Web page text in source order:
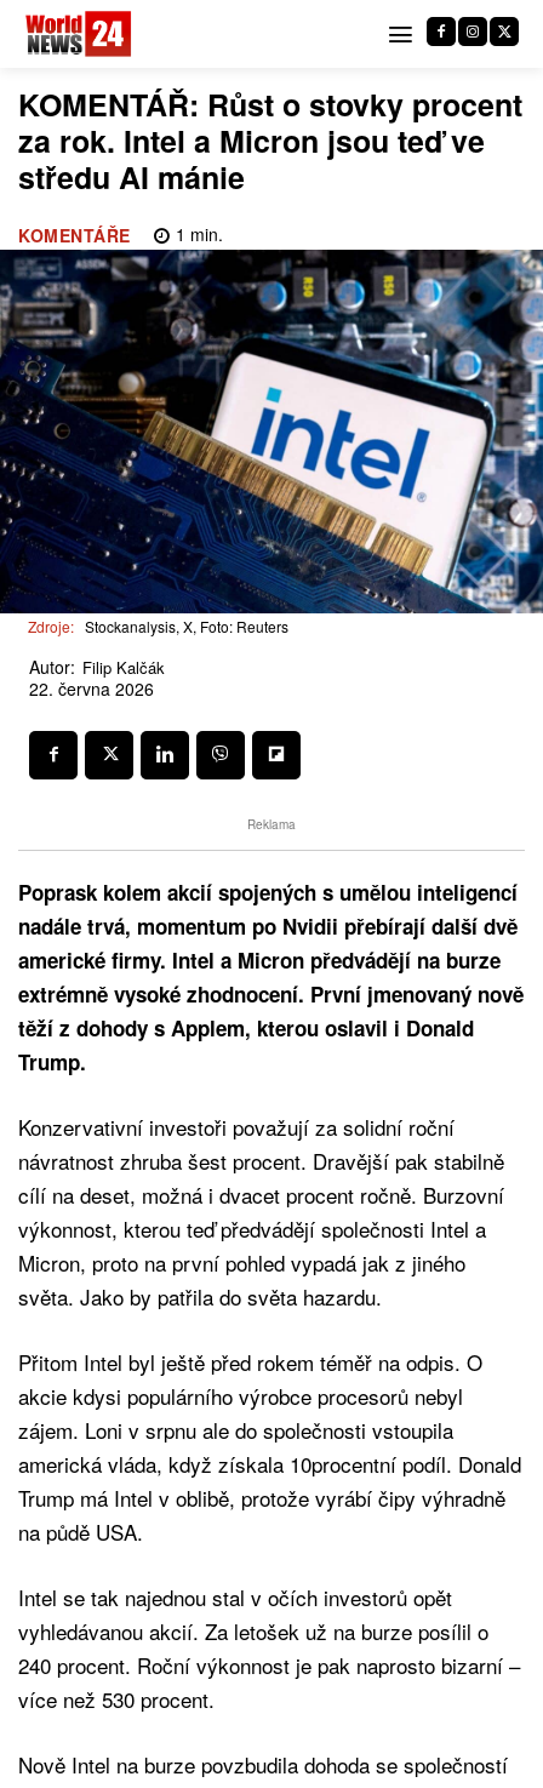
KOMENTÁŘ: Růst o stovky procent
za rok. Intel a Micron jsou teď ve
středu AI mánie
KOMENTÁŘE 1 min.
Zdroje: Stockanalysis, X, Foto: Reuters
Autor: Filip Kalčák
22. června 2026
Reklama
Poprask kolem akcií spojených s umělou inteligencí
nadále trvá, momentum po Nvidii přebírají další dvě
americké firmy. Intel a Micron předvádějí na burze
extrémně vysoké zhodnocení. První jmenovaný nově
těží z dohody s Applem, kterou oslavil i Donald
Trump.
Konzervativní investoři považují za solidní roční
návratnost zhruba šest procent. Dravější pak stabilně
cílí na deset, možná i dvacet procent ročně. Burzovní
výkonnost, kterou teď předvádějí společnosti Intel a
Micron, proto na první pohled vypadá jak z jiného
světa. Jako by patřila do světa hazardu.
Přitom Intel byl ještě před rokem téměř na odpis. O
akcie kdysi populárního výrobce procesorů nebyl
zájem. Loni v srpnu ale do společnosti vstoupila
americká vláda, když získala 10procentní podíl. Donald
Trump má Intel v oblibě, protože vyrábí čipy výhradně
na půdě USA.
Intel se tak najednou stal v očích investorů opět
vyhledávanou akcií. Za letošek už na burze posílil o
240 procent. Roční výkonnost je pak naprosto bizarní –
více než 530 procent.
Nově Intel na burze povzbudila dohoda se společností